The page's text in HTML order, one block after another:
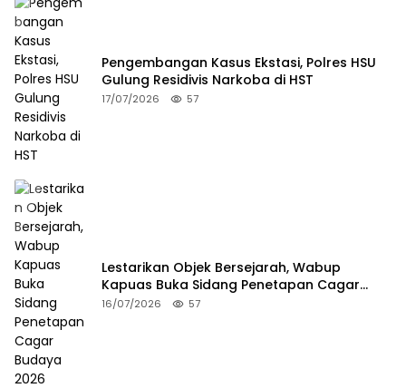
Pengembangan Kasus Ekstasi, Polres HSU
Gulung Residivis Narkoba di HST
17/07/2026 57
Lestarikan Objek Bersejarah, Wabup
Kapuas Buka Sidang Penetapan Cagar
Budaya 2026
16/07/2026 57